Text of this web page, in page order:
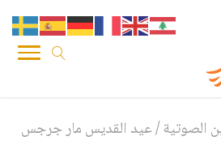
الصوتية/عيد القديس مار جرجس